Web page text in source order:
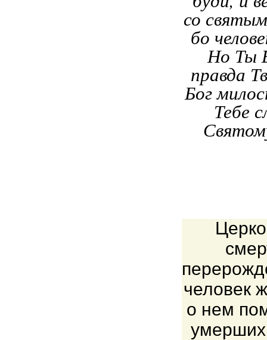
со
бо
Но Ты
правда
Бог
Тебе
человек
о нем
умерших